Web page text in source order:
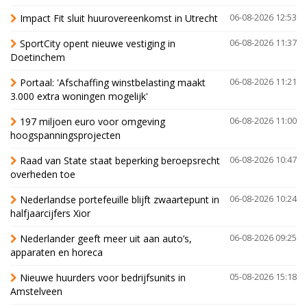
06-08-2026 12:53
Impact Fit sluit huurovereenkomst in Utrecht
06-08-2026 11:37
SportCity opent nieuwe vestiging in
Doetinchem
06-08-2026 11:21
Portaal: 'Afschaffing winstbelasting maakt
3.000 extra woningen mogelijk'
06-08-2026 11:00
197 miljoen euro voor omgeving
hoogspanningsprojecten
06-08-2026 10:47
Raad van State staat beperking beroepsrecht
overheden toe
06-08-2026 10:24
Nederlandse portefeuille blijft zwaartepunt in
halfjaarcijfers Xior
06-08-2026 09:25
Nederlander geeft meer uit aan auto’s,
apparaten en horeca
05-08-2026 15:18
Nieuwe huurders voor bedrijfsunits in
Amstelveen